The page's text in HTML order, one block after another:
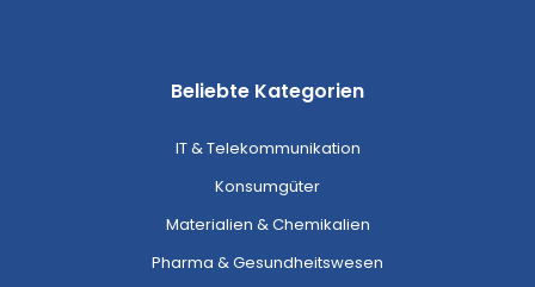
Beliebte Kategorien
IT & Telekommunikation
Konsumgüter
Materialien & Chemikalien
Pharma & Gesundheitswesen